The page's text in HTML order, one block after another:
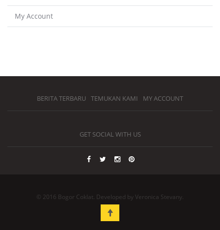
My Account
BERITA TERBARU TEMUKAN KAMI MY ACCOUNT
GET SOCIAL WITH US
© 2016 Bogor Coklat. Developed by Veronica Stevany.